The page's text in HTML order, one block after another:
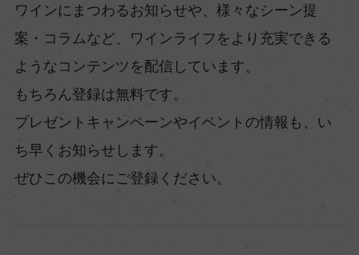
ワインにまつわるお知らせや、様々なシーン提
案・コラムなど、ワインライフをより充実できる
ようなコンテンツを配信しています。
もちろん登録は無料です。
プレゼントキャンペーンやイベントの情報も、い
ち早くお知らせします。
ぜひこの機会にご登録ください。